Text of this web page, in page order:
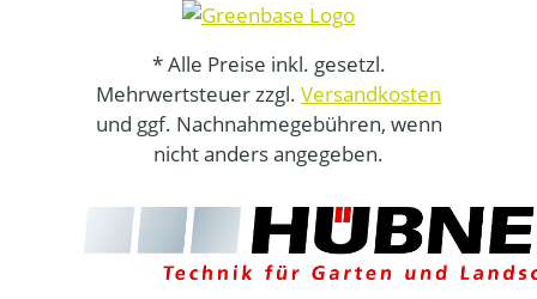
* Alle Preise inkl. gesetzl.
Mehrwertsteuer zzgl. Versandkosten
und ggf. Nachnahmegebühren, wenn
nicht anders angegeben.